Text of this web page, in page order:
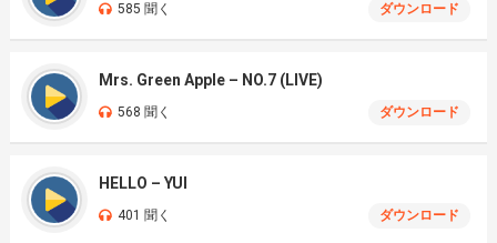
585 聞く ダウンロード
Mrs. Green Apple – NO.7 (LIVE)
568 聞く ダウンロード
HELLO – YUI
401 聞く ダウンロード